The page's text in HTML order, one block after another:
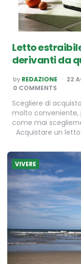
Letto
derivanti da
POSTED
BY
by REDAZIONE 22
0 COMMENTS
Scegliere di
molto conveniente,
come mai
Acquistare un
VIVERE